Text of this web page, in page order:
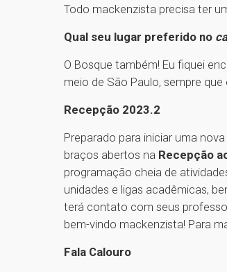
Todo mackenzista precisa ter
Qual seu lugar preferido no
O Bosque também! Eu fiquei
meio de São Paulo, sempre
Recepção 2023.2
Preparado para iniciar uma
braços abertos na Recepção
programação cheia de
unidades e ligas acadêmicas,
terá contato com seus
bem-vindo mackenzista! Para
Fala Calouro